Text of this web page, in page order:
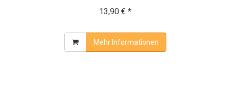
13,90 € *
Mehr Informationen